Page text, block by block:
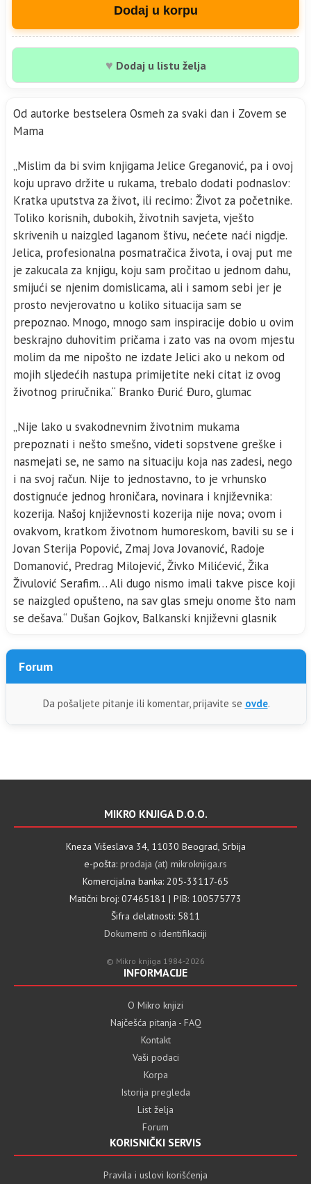
Dodaj u korpu
♥ Dodaj u listu želja
Od autorke bestselera Osmeh za svaki dan i Zovem se
Mama
„Mislim da bi svim knjigama Jelice Greganović, pa i ovoj
koju upravo držite u rukama, trebalo dodati podnaslov:
Kratka uputstva za život, ili recimo: Život za početnike.
Toliko korisnih, dubokih, životnih savjeta, vješto
skrivenih u naizgled laganom štivu, nećete naći nigdje.
Jelica, profesionalna posmatračica života, i ovaj put me
je zakucala za knjigu, koju sam pročitao u jednom dahu,
smijući se njenim domislicama, ali i samom sebi jer je
prosto nevjerovatno u koliko situacija sam se
prepoznao. Mnogo, mnogo sam inspiracije dobio u ovim
beskrajno duhovitim pričama i zato vas na ovom mjestu
molim da me nipošto ne izdate Jelici ako u nekom od
mojih sljedećih nastupa primijetite neki citat iz ovog
životnog priručnika.“ Branko Đurić Đuro, glumac
„Nije lako u svakodnevnim životnim mukama
prepoznati i nešto smešno, videti sopstvene greške i
nasmejati se, ne samo na situaciju koja nas zadesi, nego
i na svoj račun. Nije to jednostavno, to je vrhunsko
dostignuće jednog hroničara, novinara i književnika:
kozerija. Našoj književnosti kozerija nije nova; ovom i
ovakvom, kratkom životnom humoreskom, bavili su se i
Jovan Sterija Popović, Zmaj Jova Jovanović, Radoje
Domanović, Predrag Milojević, Živko Milićević, Žika
Živulović Serafim… Ali dugo nismo imali takve pisce koji
se naizgled opušteno, na sav glas smeju onome što nam
se dešava.“ Dušan Gojkov, Balkanski književni glasnik
Forum
Da pošaljete pitanje ili komentar, prijavite se ovde.
MIKRO KNJIGA D.O.O.
Kneza Višeslava 34, 11030 Beograd, Srbija
e-pošta: prodaja (at) mikroknjiga.rs
Komercijalna banka: 205-33117-65
Matični broj: 07465181 | PIB: 100575773
Šifra delatnosti: 5811
Dokumenti o identifikaciji
© Mikro knjiga 1984-2026
INFORMACIJE
O Mikro knjizi
Najčešća pitanja - FAQ
Kontakt
Vaši podaci
Korpa
Istorija pregleda
List želja
Forum
KORISNIČKI SERVIS
Pravila i uslovi korišćenja